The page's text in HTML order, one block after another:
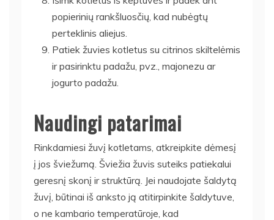
popierinių rankšluosčių, kad nubėgtų
perteklinis aliejus.
Patiek žuvies kotletus su citrinos skiltelėmis
ir pasirinktu padažu, pvz., majonezu ar
jogurto padažu.
Naudingi patarimai
Rinkdamiesi žuvį kotletams, atkreipkite dėmesį
į jos šviežumą. Šviežia žuvis suteiks patiekalui
geresnį skonį ir struktūrą. Jei naudojate šaldytą
žuvį, būtinai iš anksto ją atitirpinkite šaldytuve,
o ne kambario temperatūroje, kad